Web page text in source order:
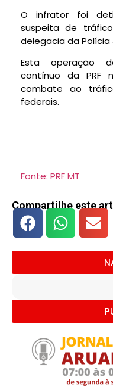
O infrator foi
suspeita de
delegacia da Polícia
Esta operação
contínuo da PRF
combate ao
federais.
Fonte: PRF MT
Compartilhe este